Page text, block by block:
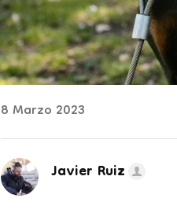
8 Marzo 2023
Javier Ruiz